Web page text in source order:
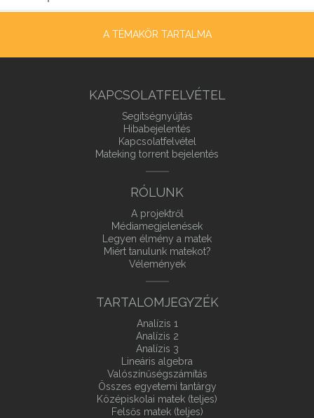
A TÉMAKÖR TARTALMA
KAPCSOLATFELVÉTEL
Segítségnyújtás
Hibabejelentés
Kapcsolatfelvétel
Mateking torrent bejelentés
RÓLUNK
A projektről
Médiamegjelenések
Legyen élmény a matek
Miért tanulunk matekot?
Vélemények
TARTALOMJEGYZÉK
Analízis 1
Analízis 2
Analízis 3
Lineáris algebra
Valószínűségszámítás
Összes egyetemi tantárgy
Középiskolai matek (teljes)
Felsős matek (teljes)